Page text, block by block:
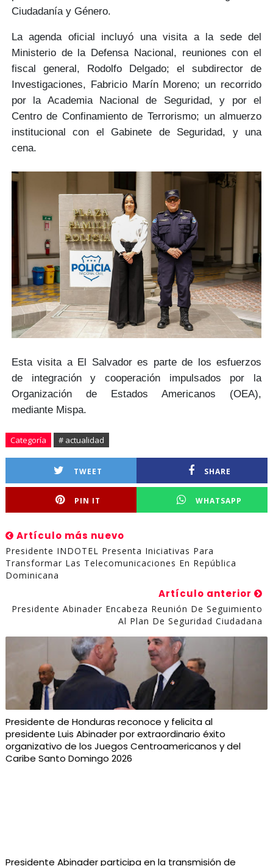
Ciudadanía y Género.
La agenda oficial incluyó una visita a la sede del
Ministerio de la Defensa Nacional, reuniones con el
fiscal general, Rodolfo Delgado; el subdirector de
Investigaciones, Fabricio Marín Moreno; un recorrido
por la Academia Nacional de Seguridad, y por el
Centro de Confinamiento de Terrorismo; un almuerzo
institucional con el Gabinete de Seguridad, y una
cena.
Esta visita a El Salvador es parte de los esfuerzos
de integración y cooperación impulsados por la
Organización de Estados Americanos (OEA),
mediante Mispa.
Categoría # actualidad
TWEET SHARE
PIN IT WHATSAPP
Artículo más nuevo
Presidente INDOTEL Presenta Iniciativas Para
Transformar Las Telecomunicaciones En República
Dominicana
Artículo anterior
Presidente Abinader Encabeza Reunión De Seguimiento
Al Plan De Seguridad Ciudadana
Presidente de Honduras reconoce y felicita al
presidente Luis Abinader por extraordinario éxito
organizativo de los Juegos Centroamericanos y del
Caribe Santo Domingo 2026
Presidente Abinader participa en la transmisión de